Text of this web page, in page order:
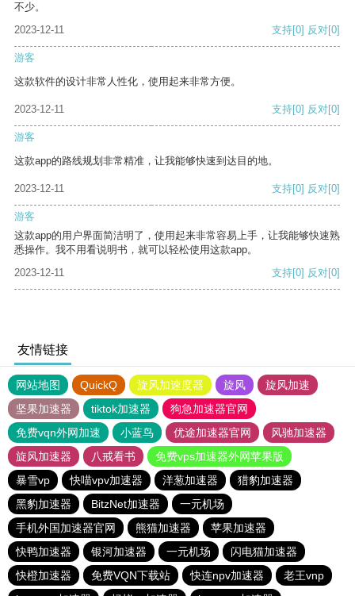
不少。
2023-12-11
支持[0] 反对[0]
游客
这款软件的设计非常人性化，使用起来非常方便。
2023-12-11 支持[0] 反对[0]
游客
这款app的路线规划非常精准，让我能够快速到达目的地。
2023-12-11 支持[0] 反对[0]
游客
这款app的用户界面简洁明了，使用起来非常容易上手，让我能够快速熟
悉操作。我不用看说明书，就可以轻松使用这款app。
2023-12-11
支持[0] 反对[0]
友情链接
网站地图 QuickQ 旋风加速度器 旋风
旋风加速
坚果加速器
tiktok加速器
狗急加速器官网
免费vqn外网加速
小蓝鸟 优途加速器官网
风驰加速器
旋风加速器
八戒看书
免费vps加速器外网苹果版
暴雪vp
快喵vpv加速器 洋葱加速器
猎豹加速器
黑豹加速器
BitzNet加速器
一元机场
手机外国加速器官网
熊猫加速器
苹果加速器
快鸭加速器
银河加速器 一元机场
闪电猫加速器
快橙加速器
免费VQN下载站 快连npv加速器
老王vnp